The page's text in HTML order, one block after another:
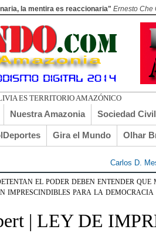
la mentira es reaccionaria" Ernesto Che
ES TERRITORIO AMAZÓNICO
Nuestra Amazonia Sociedad Civil
Gira el Mundo Olhar
Carlos D.
el poder deben entender que
imprescindibles para la
| LEY DE